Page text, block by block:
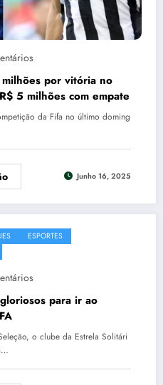
por vitória no
5 milhões com empate
da Fifa no último doming
Junho 16, 2025
ESPORTES
para ir ao
o clube da Estrela Solitári